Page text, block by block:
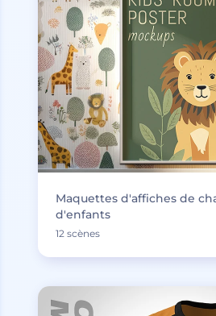
Maquettes d'affiches de
d'enfants
12 scènes